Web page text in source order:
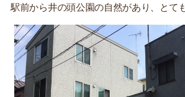
駅前から井の頭公園の自然があり、とて